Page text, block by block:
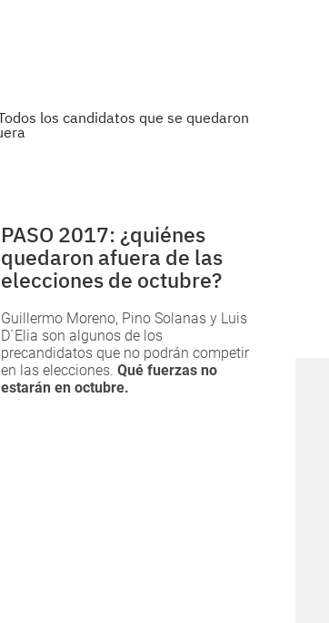
PASO 2017: ¿quiénes
quedaron afuera de las
elecciones de octubre?
Guillermo Moreno, Pino Solanas y Luis
D´Elia son algunos de los
precandidatos que no podrán competir
en las elecciones.Qué fuerzas no
estarán en octubre.